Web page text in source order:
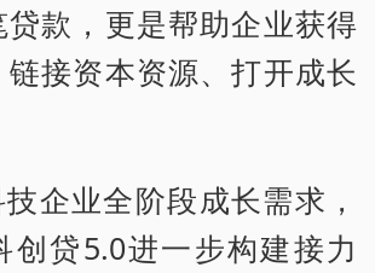
款，更是帮助企业获得
接资本资源、打开成长
企业全阶段成长需求，
创贷5.0进一步构建接力